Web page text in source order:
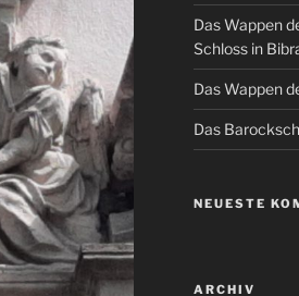
Das Wappen
Schloss in
Das Wappen
Das
NEUESTE
ARCHIV